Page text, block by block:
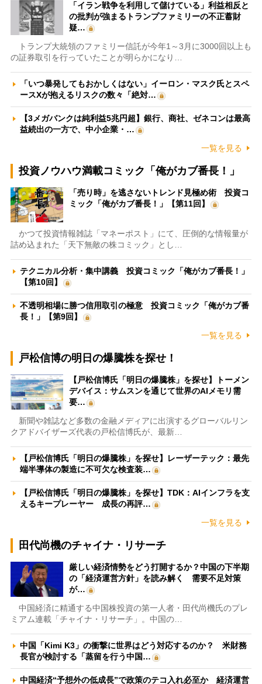
「イラン戦争を利用して儲けている」利益相反と
の批判が強まるトランプファミリーの不正蓄財
疑…
トランプ大統領のファミリー信託が今年1～3月に3000回以上も
の証券取引を行っていたことが明らかになり…
「いつ暴発してもおかしくはない」イーロン・マスク氏とスペ
ースXが抱えるリスクの数々「絶対…
【3メガバンクは純利益5兆円超】銀行、商社、ゼネコンは最高
益続出の一方で、中小企業・…
一覧を見る
投資ノウハウ満載コミック「俺がカブ番長！」
「売り時」を逃さないトレンド見極め術 投資コ
ミック「俺がカブ番長！」【第11回】
かつて投資情報雑誌「マネーポスト」にて、圧倒的な情報量が
詰め込まれた「天下無敵の株コミック」とし…
テクニカル分析・集中講義 投資コミック「俺がカブ番長！」
【第10回】
不透明相場に勝つ信用取引の極意 投資コミック「俺がカブ番
長！」【第9回】
一覧を見る
戸松信博の明日の爆騰株を探せ！
【戸松信博氏「明日の爆騰株」を探せ】トーメン
デバイス：サムスンを通じて世界のAIメモリ需
要…
新聞や雑誌など多数の金融メディアに出演するグローバルリン
クアドバイザーズ代表の戸松信博氏が、最新…
【戸松信博氏「明日の爆騰株」を探せ】レーザーテック：最先
端半導体の製造に不可欠な検査装…
【戸松信博氏「明日の爆騰株」を探せ】TDK：AIインフラを支
えるキープレーヤー 成長の再評…
一覧を見る
田代尚機のチャイナ・リサーチ
厳しい経済情勢をどう打開するか？中国の下半期
の「経済運営方針」を読み解く 需要不足対策
が…
中国経済に精通する中国株投資の第一人者・田代尚機氏のプレ
ミアム連載「チャイナ・リサーチ」。中国の…
中国「Kimi K3」の衝撃に世界はどう対応するのか？ 米財務
長官が検討する「蒸留を行う中国…
中国経済“予想外の低成長”で政策のテコ入れ必至か 経済運営